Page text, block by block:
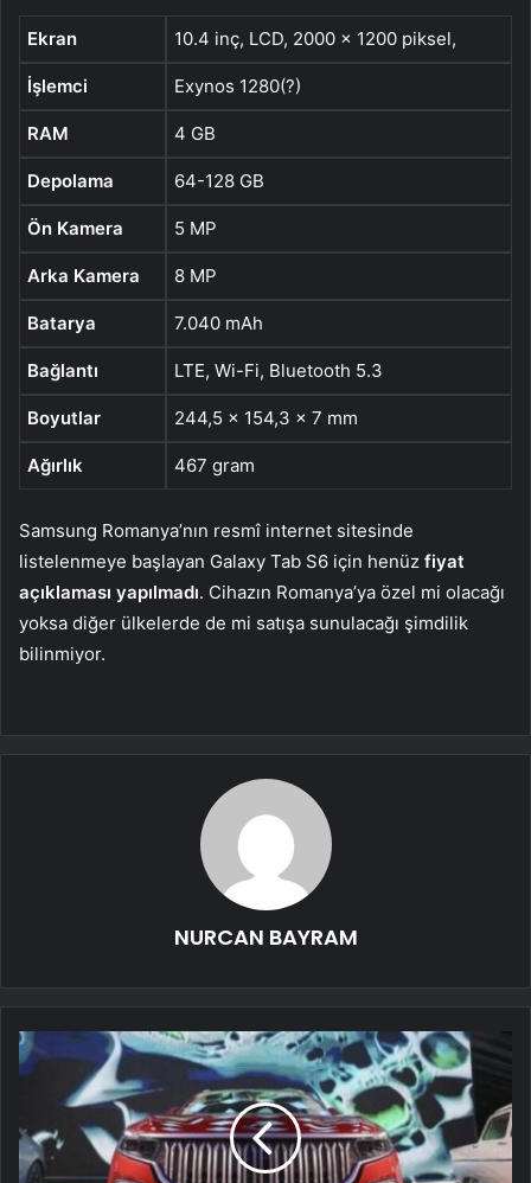
Ekran 10.4 inç, LCD, 2000 x 1200 piksel,
İşlemci Exynos 1280(?)
RAM 4 GB
Depolama 64-128 GB
Ön Kamera 5 MP
Arka Kamera 8 MP
Batarya 7.040 mAh
Bağlantı LTE, Wi-Fi, Bluetooth 5.3
Boyutlar 244,5 x 154,3 x 7 mm
Ağırlık 467 gram
Samsung Romanya’nın resmî internet sitesinde
listelenmeye başlayan Galaxy Tab S6 için henüz fiyat
açıklaması yapılmadı. Cihazın Romanya’ya özel mi olacağı
yoksa diğer ülkelerde de mi satışa sunulacağı şimdilik
bilinmiyor.
NURCAN BAYRAM